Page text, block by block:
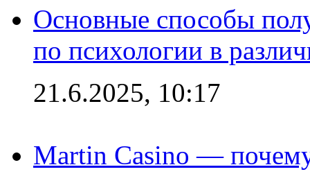
Основные способы
по психологии в
21.6.2025, 10:17
Martin Casino —